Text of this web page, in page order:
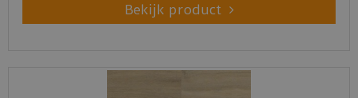
Bekijk product